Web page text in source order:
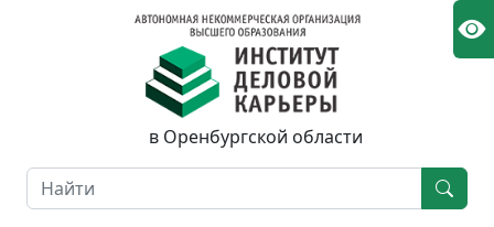
в Оренбургской области